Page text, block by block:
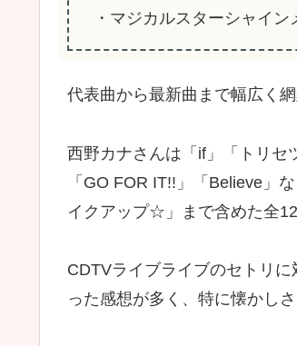
・マジカルスターシャイ
代表曲から最新曲まで幅広く
西野カナさんは「if」「トリセ
「GO FOR IT!!」「Believe」
イクアップ☆」まで含めた全
CDTVライブライブのセトリ
った感想が多く、特に懐かし